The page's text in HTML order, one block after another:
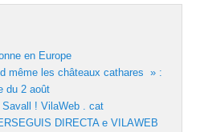
en Europe
même les châteaux cathares » :
du 2 août
! VilaWeb . cat
DIRECTA e VILAWEB